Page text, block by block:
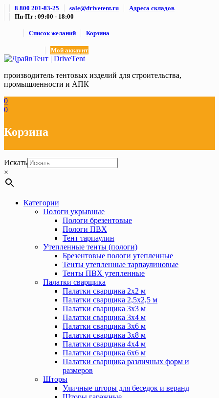
Skip8 800 201-83-25 sale@drivetent.ru
Адреса складов
Пн-Пт : 09:00 - 18:00
Список желаний Корзина
Мой аккаунт
производитель тентовых изделий для строительства,
промышленности и АПК
0
0
Корзина
Искать
×
Категории
Пологи укрывные
Пологи брезентовые
Пологи ПВХ
Тент тарпаулин
Утепленные тенты (пологи)
Брезентовые пологи утепленные
Тенты утепленные тарпаулиновые
Тенты ПВХ утепленные
Палатки сварщика
Палатки сварщика 2х2 м
Палатки сварщика 2,5х2,5 м
Палатки сварщика 3х3 м
Палатки сварщика 3х4 м
Палатки сварщика 3х6 м
Палатки сварщика 3х8 м
Палатки сварщика 4х4 м
Палатки сварщика 6х6 м
Палатки сварщика различных форм и
размеров
Шторы
Уличные шторы для беседок и веранд